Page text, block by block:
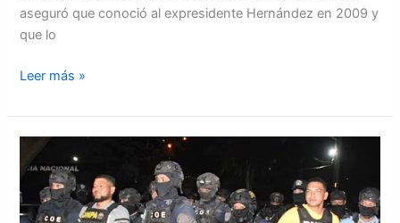
aseguró que conoció al expresidente Hernández en 2009 y
que lo
Leer más »
Autoridades
hondureñas
extraditaran
este